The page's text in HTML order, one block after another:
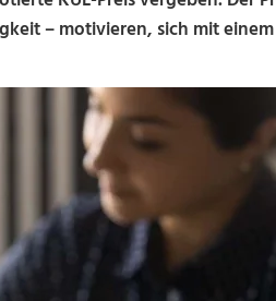
– motivieren, sich mit